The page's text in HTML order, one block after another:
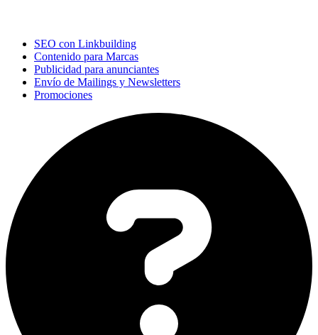
SEO con Linkbuilding
Contenido para Marcas
Publicidad para anunciantes
Envío de Mailings y Newsletters
Promociones